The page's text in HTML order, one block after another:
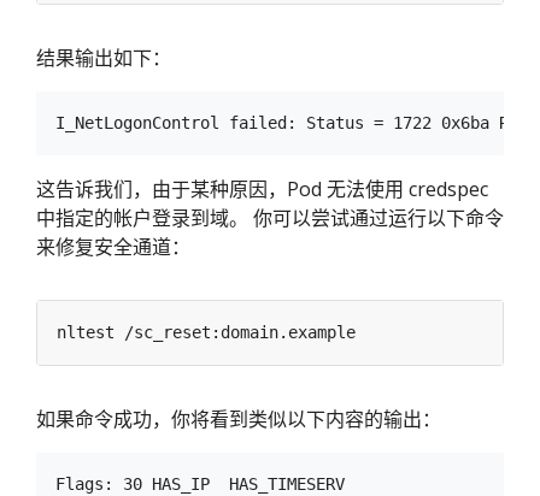
结果输出如下：
这告诉我们，由于某种原因，Pod 无法使用 credspec
中指定的帐户登录到域。 你可以尝试通过运行以下命令
来修复安全通道：
nltest /sc_reset :
如果命令成功，你将看到类似以下内容的输出：
Flags: 30 HAS_IP  HAS_TIMESERV